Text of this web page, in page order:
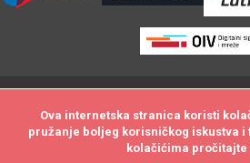
Ova internetska stranica koristi
pružanje boljeg korisničkog iskustva
kolačićima pročitajte
kopiranje i neovlašteno preuzimanje
autorskim
Ova internetska stranica koristi
pružanje boljeg korisničkog iskustva
kolačićima pročitajte